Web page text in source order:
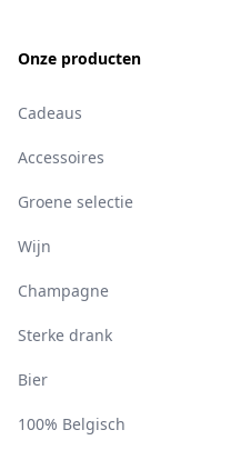
Onze producten
Cadeaus
Accessoires
Groene selectie
Wijn
Champagne
Sterke drank
Bier
100% Belgisch